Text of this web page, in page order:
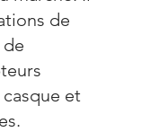
de
de
et